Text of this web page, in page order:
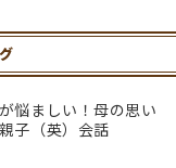
悩ましい！母の思い
子（英）会話